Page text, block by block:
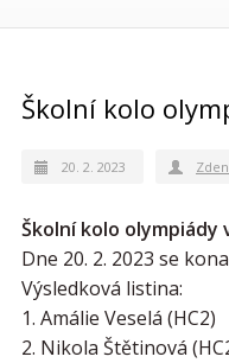
Školní kolo
20. 2. 2023
Školní kolo olympiády
Dne 20. 2. 2023 se
Výsledková listina:
1. Amálie Veselá (HC2)
2. Nikola Štětinová